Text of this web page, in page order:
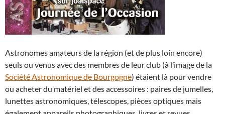
Astronomes amateurs de la région (et de plus loin encore)
seuls ou venus avec des membres de leur club (à l’image de la
Société Astronomique de Bourgogne) étaient là pour vendre
ou acheter du matériel et des accessoires : paires de jumelles,
lunettes astronomiques, télescopes, pièces optiques mais